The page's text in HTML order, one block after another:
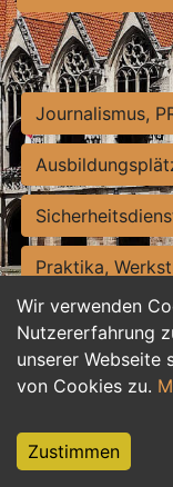
Wir verwenden
Nutzererfahrung
unserer Webseite
von Cookies zu.
Zustimmen
Journalismus,
Praktika,
Personalwesen
Hilfskräfte,
Weiterbildung,